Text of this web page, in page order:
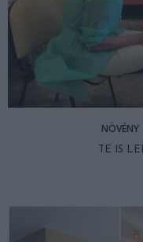
NÖVÉNY
TE IS